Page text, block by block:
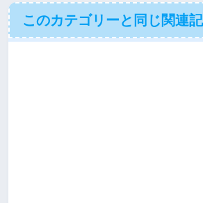
このカテゴリーと同じ関連